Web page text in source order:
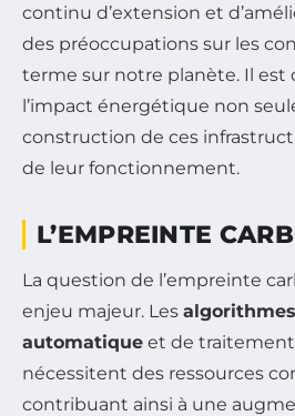
continu d’extension et
des préoccupations sur les
terme sur notre planète. Il est
l’impact énergétique non
construction de ces
de leur fonctionnement.
L’EMPREINTE
La question de l’empreinte
enjeu majeur. Les
automatique et de
nécessitent des ressources
contribuant ainsi à une